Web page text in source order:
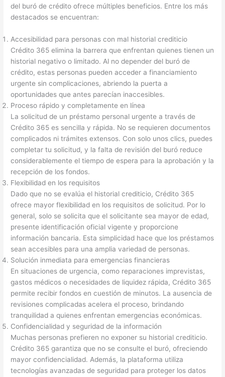
del buró de crédito ofrece múltiples beneficios. Entre los más
destacados se encuentran:
Accesibilidad para personas con mal historial crediticio
Crédito 365 elimina la barrera que enfrentan quienes tienen un
historial negativo o limitado. Al no depender del buró de
crédito, estas personas pueden acceder a financiamiento
urgente sin complicaciones, abriendo la puerta a
oportunidades que antes parecían inaccesibles.
Proceso rápido y completamente en línea
La solicitud de un préstamo personal urgente a través de
Crédito 365 es sencilla y rápida. No se requieren documentos
complicados ni trámites extensos. Con solo unos clics, puedes
completar tu solicitud, y la falta de revisión del buró reduce
considerablemente el tiempo de espera para la aprobación y la
recepción de los fondos.
Flexibilidad en los requisitos
Dado que no se evalúa el historial crediticio, Crédito 365
ofrece mayor flexibilidad en los requisitos de solicitud. Por lo
general, solo se solicita que el solicitante sea mayor de edad,
presente identificación oficial vigente y proporcione
información bancaria. Esta simplicidad hace que los préstamos
sean accesibles para una amplia variedad de personas.
Solución inmediata para emergencias financieras
En situaciones de urgencia, como reparaciones imprevistas,
gastos médicos o necesidades de liquidez rápida, Crédito 365
permite recibir fondos en cuestión de minutos. La ausencia de
revisiones complicadas acelera el proceso, brindando
tranquilidad a quienes enfrentan emergencias económicas.
Confidencialidad y seguridad de la información
Muchas personas prefieren no exponer su historial crediticio.
Crédito 365 garantiza que no se consulte el buró, ofreciendo
mayor confidencialidad. Además, la plataforma utiliza
tecnologías avanzadas de seguridad para proteger los datos